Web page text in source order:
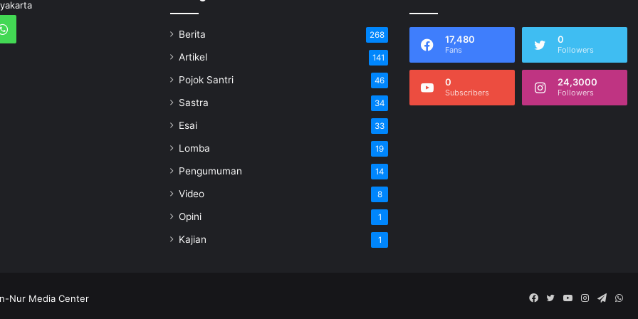
Berita 268
Artikel 141
Pojok Santri 46
Sastra 34
Esai 33
Lomba 19
Pengumuman 14
Video 8
Opini 1
Kajian 1
17,480
Fans
0
Followers
0
Subscribers
24,3000
Followers
Nur Media Center